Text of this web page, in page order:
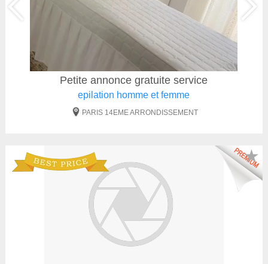
Petite annonce gratuite service
epilation homme et femme
PARIS 14EME ARRONDISSEMENT
★